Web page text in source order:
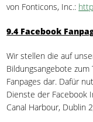
von Fonticons, Inc.:
9.4 Facebook
Wir stellen die auf
Bildungsangebote
Fanpages dar. Dafür
Dienste der Facebook
Canal Harbour, Dublin